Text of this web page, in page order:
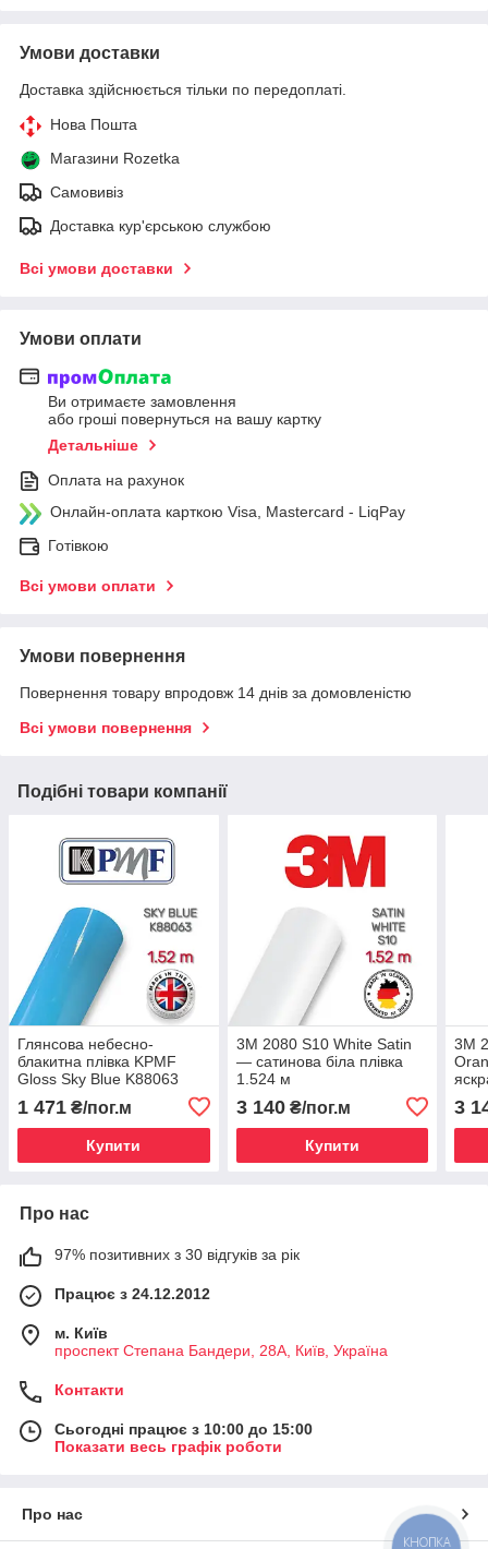
Умови доставки
Доставка здійснюється тільки по передоплаті.
Нова Пошта
Магазини Rozetka
Самовивіз
Доставка кур'єрською службою
Всі умови доставки
Умови оплати
Ви отримаєте замовлення
або гроші повернуться на вашу картку
Детальніше
Оплата на рахунок
Онлайн-оплата карткою Visa, Mastercard - LiqPay
Готівкою
Всі умови оплати
Умови повернення
Повернення товару впродовж 14 днів за домовленістю
Всі умови повернення
Подібні товари компанії
Глянсова небесно-
блакитна плівка KPMF
Gloss Sky Blue K88063
1 471 ₴/пог.м
Купити
3M 2080 S10 White Satin
— сатинова біла плівка
1.524 м
3 140₴/пог.м
Купити
3M
3
Про нас
97% позитивних з 30 відгуків за рік
Працює з 24.12.2012
м. Київ
проспект Степана Бандери, 28А, Київ, Україна
Контакти
Сьогодні працює з 10:00 до 15:00
Показати весь графік роботи
Про нас
КНОПКА